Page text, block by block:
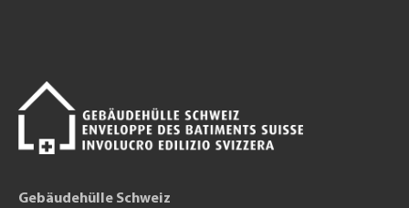
Gebäudehülle Schweiz